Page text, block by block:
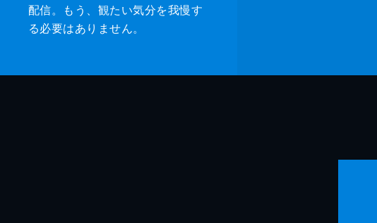
配信。もう、観たい気分を我慢す
る必要はありません。